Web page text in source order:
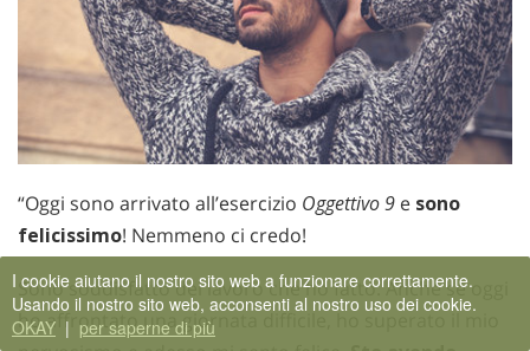
“Oggi sono arrivato all’esercizio Oggettivo 9 e sono
felicissimo! Nemmeno ci credo!
Sono soddisfatto del lavoro che ho fatto. Anche se oggi
ho affrontato una giornata difficile, ho superato il mio
I cookie aiutano il nostro sito web a funzionare correttamente.
Usando il nostro sito web, acconsenti al nostro uso dei cookie.
OKAY | per saperne di più